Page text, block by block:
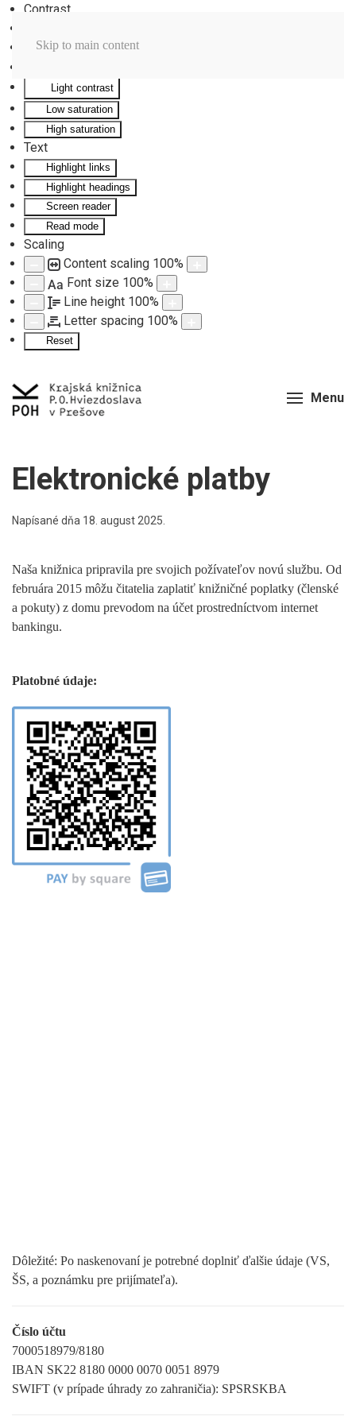
Contrast
Monochrome
Light contrast
Low saturation
High saturation
Text
Highlight links
Highlight headings
Screen reader
Read mode
Scaling
Content scaling 100%
Aa Font size 100%
Line height 100%
Letter spacing 100%
Reset
Skip to main content
Menu
Elektronické platby
Napísané dňa 18. august 2025
Naša knižnica pripravila pre svojich požívateľov novú službu. Od
februára 2015 môžu čitatelia zaplatiť knižničné poplatky (členské
a pokuty) z domu prevodom na účet prostredníctvom internet
bankingu.
Platobné údaje:
Dôležité: Po naskenovaní je potrebné doplniť ďalšie údaje (VS,
ŠS, a poznámku pre prijímateľa).
Číslo účtu
7000518979/8180
IBAN SK22 8180 0000 0070 0051 8979
SWIFT (v prípade úhrady zo zahraničia): SPSRSKBA